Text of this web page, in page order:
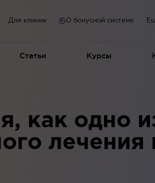
Статьи Курсы
Для клиник О бонусной системе
как одно
лечения